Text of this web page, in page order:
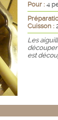
Pour : 4
Cuisson :
Les
découper
est